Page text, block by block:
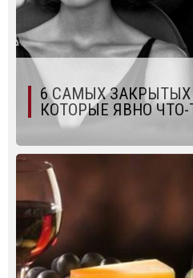
6 САМЫХ
КОТОРЫЕ ЯВНО